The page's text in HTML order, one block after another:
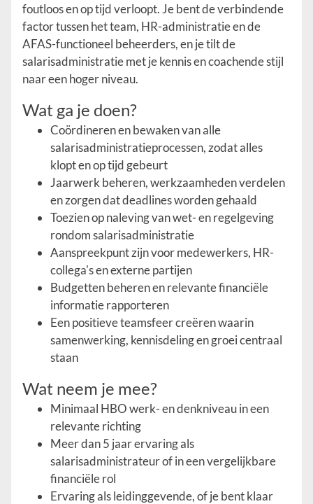
foutloos en op tijd verloopt. Je bent de verbindende
factor tussen het team, HR-administratie en de
AFAS-functioneel beheerders, en je tilt de
salarisadministratie met je kennis en coachende stijl
naar een hoger niveau.
Wat ga je doen?
Coördineren en bewaken van alle
salarisadministratieprocessen, zodat alles
klopt en op tijd gebeurt
Jaarwerk beheren, werkzaamheden verdelen
en zorgen dat deadlines worden gehaald
Toezien op naleving van wet- en regelgeving
rondom salarisadministratie
Aanspreekpunt zijn voor medewerkers, HR-
collega's en externe partijen
Budgetten beheren en relevante financiële
informatie rapporteren
Een positieve teamsfeer creëren waarin
samenwerking, kennisdeling en groei centraal
staan
Wat neem je mee?
Minimaal HBO werk- en denkniveau in een
relevante richting
Meer dan 5 jaar ervaring als
salarisadministrateur of in een vergelijkbare
financiële rol
Ervaring als leidinggevende, of je bent klaar